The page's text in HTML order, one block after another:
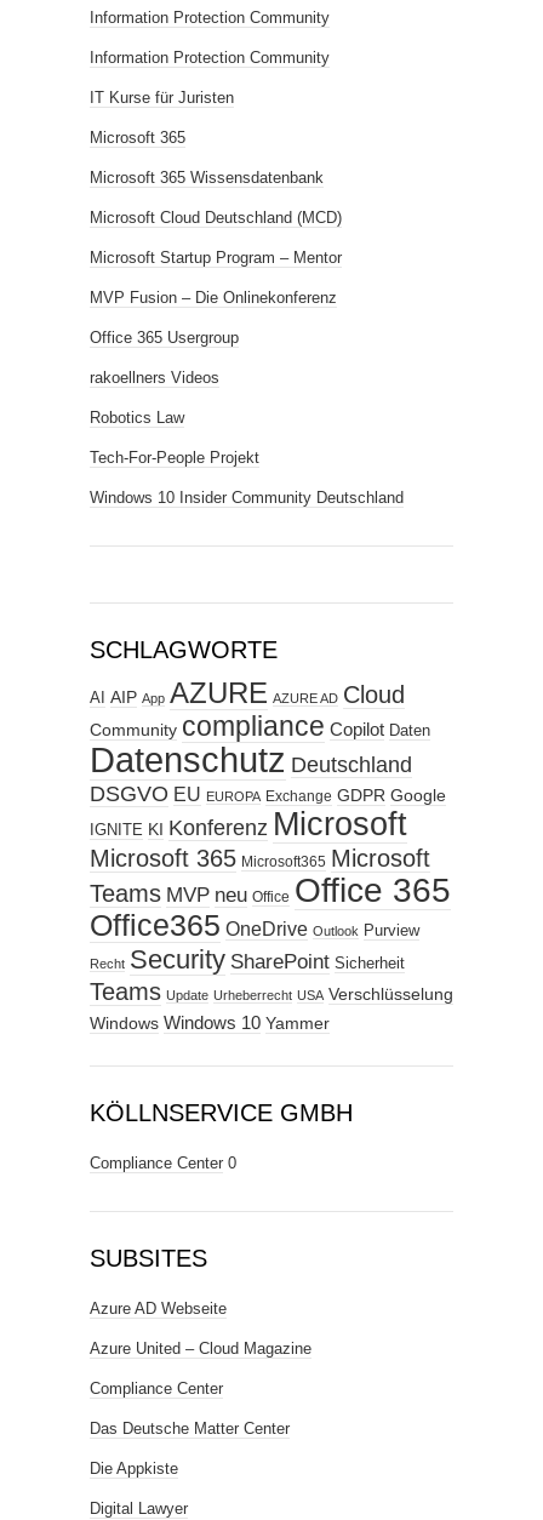
Information Protection Community
Information Protection Community
IT Kurse für Juristen
Microsoft 365
Microsoft 365 Wissensdatenbank
Microsoft Cloud Deutschland (MCD)
Microsoft Startup Program – Mentor
MVP Fusion – Die Onlinekonferenz
Office 365 Usergroup
rakoellners Videos
Robotics Law
Tech-For-People Projekt
Windows 10 Insider Community Deutschland
SCHLAGWORTE
AI AIP App AZURE AZURE AD Cloud
Community compliance Copilot Daten
Datenschutz Deutschland
DSGVO EU EUROPA Exchange GDPR Google
IGNITE KI Konferenz Microsoft
Microsoft 365 Microsoft365 Microsoft
Teams MVP neu Office Office 365
Office365 OneDrive Outlook Purview
Recht Security SharePoint Sicherheit
Teams Update Urheberrecht USA Verschlüsselung
Windows Windows 10 Yammer
KÖLLNSERVICE GMBH
Compliance Center 0
SUBSITES
Azure AD Webseite
Azure United – Cloud Magazine
Compliance Center
Das Deutsche Matter Center
Die Appkiste
Digital Lawyer